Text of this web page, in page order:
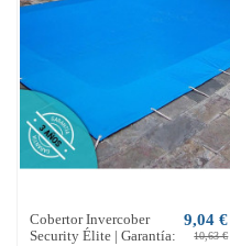
Cobertor Invercober
Security Élite | Garantía:
9,04 €
10,63 €